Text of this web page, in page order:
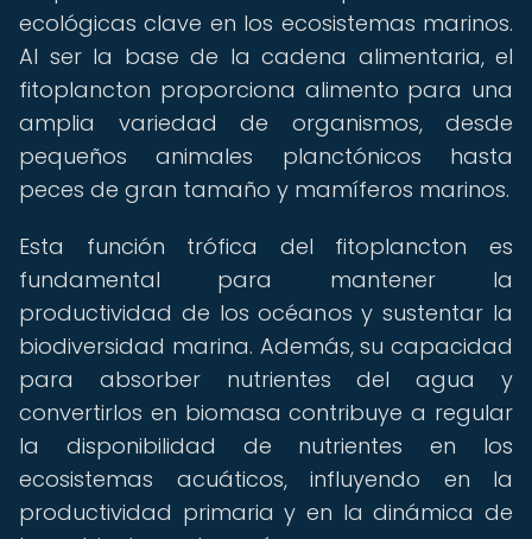
ecológicas clave en los ecosistemas marinos.
Al ser la base de la cadena alimentaria, el
fitoplancton proporciona alimento para una
amplia variedad de organismos, desde
pequeños animales planctónicos hasta
peces de gran tamaño y mamíferos marinos.
Esta función trófica del fitoplancton es
fundamental para mantener la
productividad de los océanos y sustentar la
biodiversidad marina. Además, su capacidad
para absorber nutrientes del agua y
convertirlos en biomasa contribuye a regular
la disponibilidad de nutrientes en los
ecosistemas acuáticos, influyendo en la
productividad primaria y en la dinámica de